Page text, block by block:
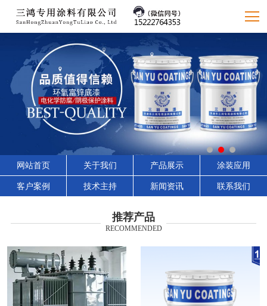
网站首页 关于我们 产品展示 涂装应用
客户案例 技术主持 新闻资讯 联系我们
推荐产品
RECOMMENDED